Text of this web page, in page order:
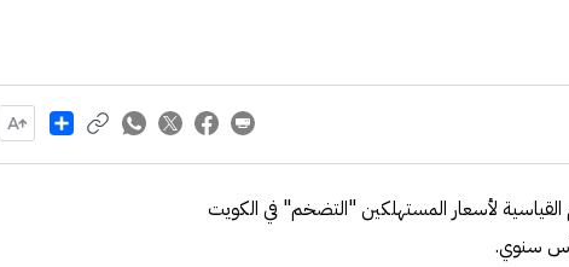
Share
القياسية لأسعار المستهلكين "التضخم" في الكويت